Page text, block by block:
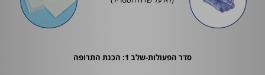
סדר הפעולות-שלב 1: הכנת התרופה